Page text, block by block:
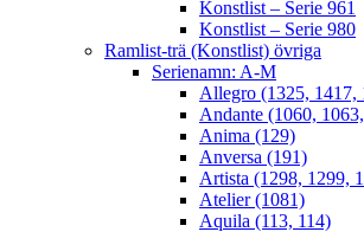
Konstlist – Serie 961
Konstlist – Serie 980
Ramlist-trä (Konstlist) övriga
Serienamn: A-M
Allegro (1325, 1417,
Andante (1060,
Anima (129)
Anversa (191)
Artista (1298, 1299,
Atelier (1081)
Aquila (113, 114)